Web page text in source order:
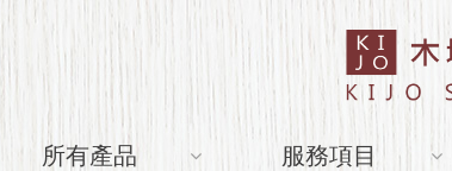
所有產品 服務項目